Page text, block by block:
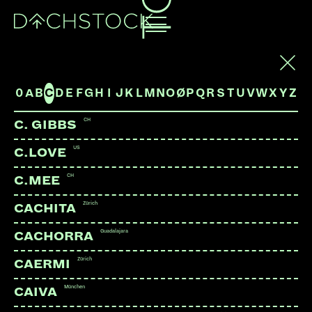
0A BC D E FG H J K L M N OØ P Q R S T UVWX YZ
C. GIBBS CH
C.LOVE US
C.MEE CH
CACHITA Zürich
CACHORRA Guadalajara
CAERMI Zürich
CAIVA München